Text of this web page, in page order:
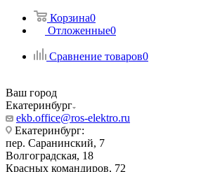
Корзина0
Отложенные0
Сравнение товаров0
Ваш город
Екатеринбург
ekb.office@ros-elektro.ru
Екатеринбург:
пер. Саранинский, 7
Волгоградская, 18
Красных командиров, 72